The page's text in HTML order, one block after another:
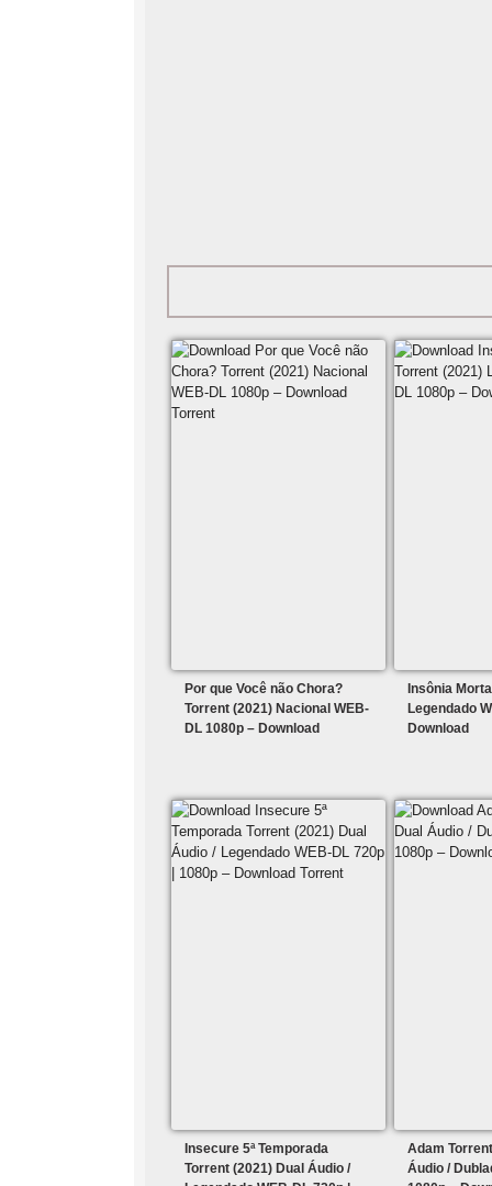
Por que Você não Chora?
Torrent (2021) Nacional WEB-
DL 1080p – Download
Insônia
Legendado
Download
Insecure 5ª Temporada
Torrent (2021) Dual Áudio /
Adam
Áudio /